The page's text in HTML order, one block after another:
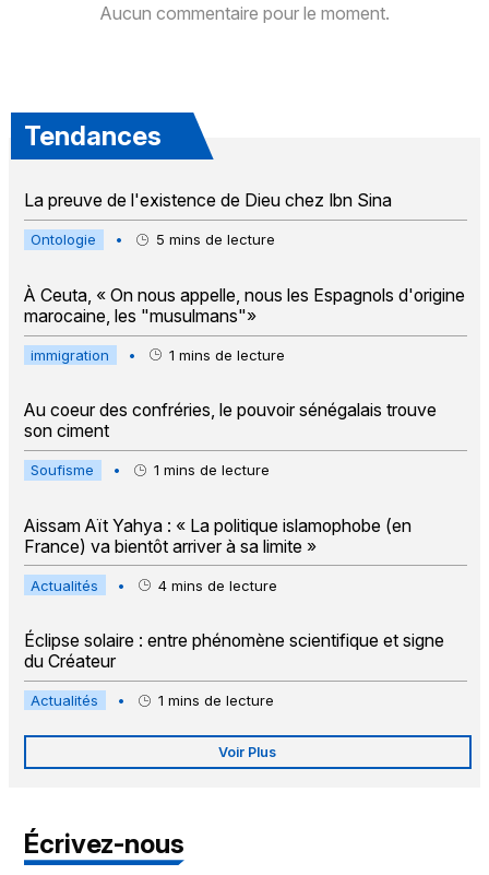
Aucun commentaire pour le moment.
Tendances
La preuve de l'existence de Dieu chez Ibn Sina
Ontologie • 5 mins de lecture
À Ceuta, « On nous appelle, nous les Espagnols d'origine
marocaine, les "musulmans"»
immigration • 1 mins de lecture
Au coeur des confréries, le pouvoir sénégalais trouve
son ciment
Soufisme • 1 mins de lecture
Aissam Aït Yahya : « La politique islamophobe (en
France) va bientôt arriver à sa limite »
Actualités • 4 mins de lecture
Éclipse solaire : entre phénomène scientifique et signe
du Créateur
Actualités • 1 mins de lecture
Voir Plus
Écrivez-nous